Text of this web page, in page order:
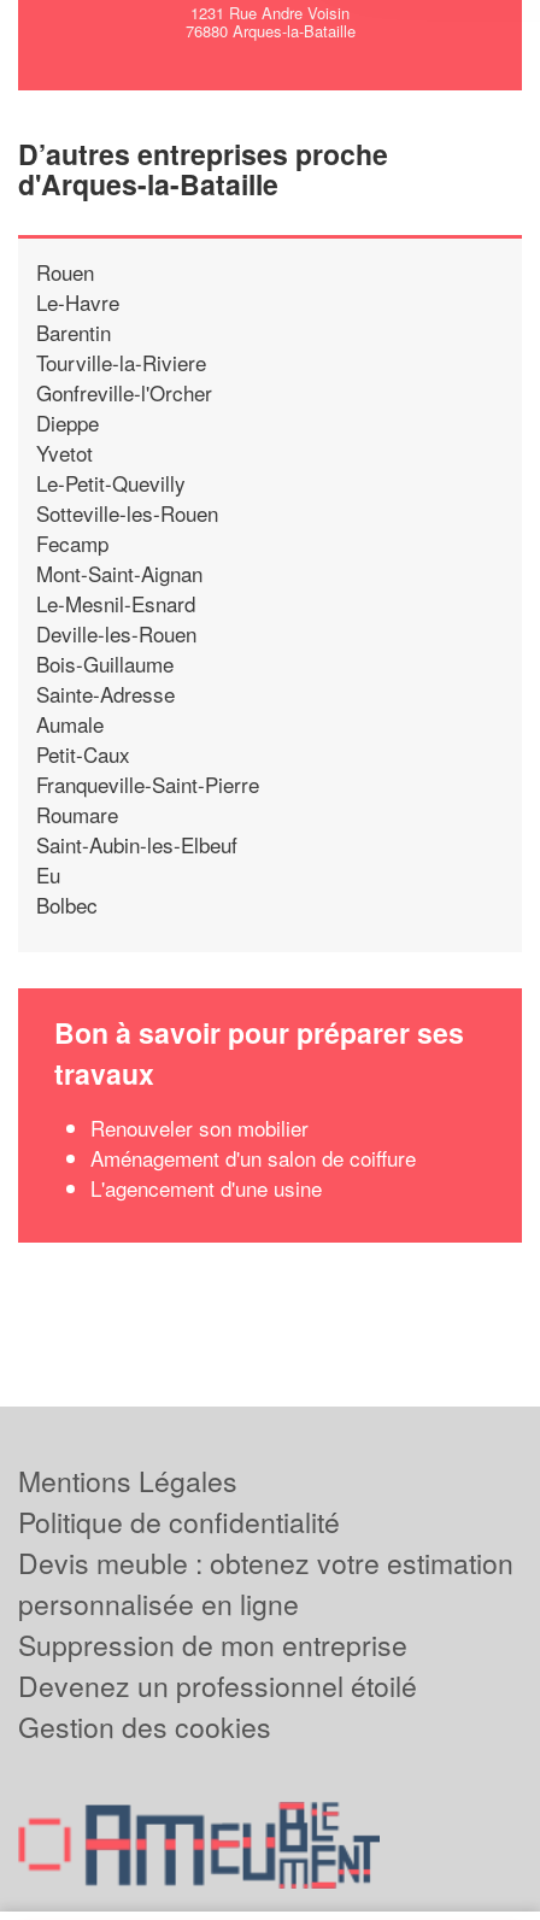
1231 Rue Andre Voisin
76880 Arques-la-Bataille
D’autres entreprises proche
d'Arques-la-Bataille
Rouen
Le-Havre
Barentin
Tourville-la-Riviere
Gonfreville-l'Orcher
Dieppe
Yvetot
Le-Petit-Quevilly
Sotteville-les-Rouen
Fecamp
Mont-Saint-Aignan
Le-Mesnil-Esnard
Deville-les-Rouen
Bois-Guillaume
Sainte-Adresse
Aumale
Petit-Caux
Franqueville-Saint-Pierre
Roumare
Saint-Aubin-les-Elbeuf
Eu
Bolbec
Bon à savoir pour préparer ses
travaux
Renouveler son mobilier
Aménagement d'un salon de coiffure
L'agencement d'une usine
Mentions Légales
Politique de confidentialité
Devis meuble : obtenez votre estimation
personnalisée en ligne
Suppression de mon entreprise
Devenez un professionnel étoilé
Gestion des cookies